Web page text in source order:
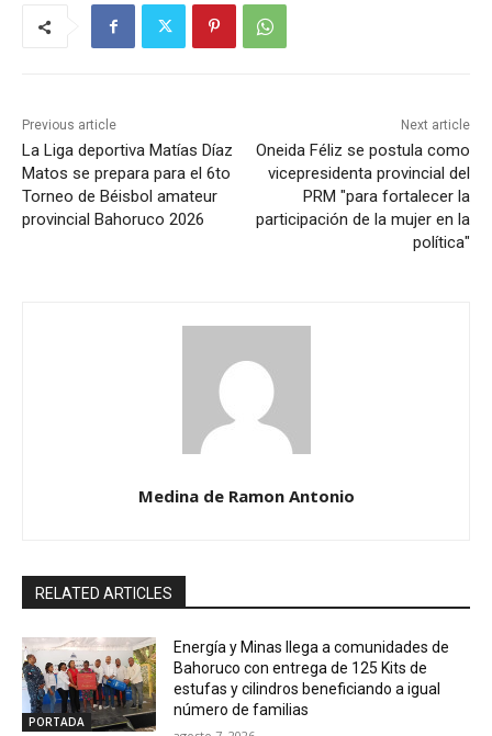
Previous article
La Liga deportiva Matías Díaz
Matos se prepara para el 6to
Torneo de Béisbol amateur
provincial Bahoruco 2026
Next article
Oneida Féliz se postula como
vicepresidenta provincial del
PRM "para fortalecer la
participación de la mujer en la
política"
Medina de Ramon Antonio
RELATED ARTICLES
PORTADA
Energía y Minas llega a comunidades de
Bahoruco con entrega de 125 Kits de
estufas y cilindros beneficiando a igual
número de familias